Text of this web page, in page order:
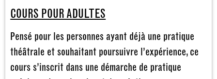
COURS POUR ADULTES
Pensé pour les personnes ayant déjà une pratique
théâtrale et souhaitant poursuivre l’expérience, ce
cours s’inscrit dans une démarche de pratique